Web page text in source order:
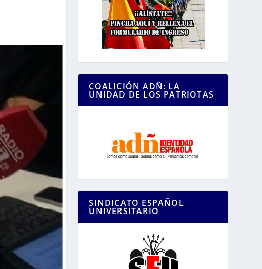
COALICIÓN ADÑ: LA
UNIDAD DE LOS PATRIOTAS
SINDICATO ESPAÑOL
UNIVERSITARIO